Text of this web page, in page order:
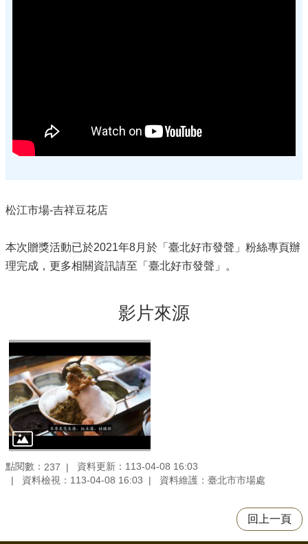
松江市場-吉祥豆花店
本次贈獎活動已於2021年8月於「臺北好市發聲」粉絲專頁辦
理完成，更多相關資訊請至「臺北好市發聲」。
影片來源
點閱數： 237
資料更新：113-04-08 16:03
資料檢視：113-04-08 16:03
資料維護：臺北市市場處
回上一頁